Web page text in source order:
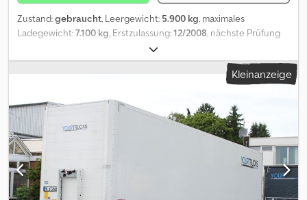
Zustand:gebraucht, Leergewicht: 5.900 kg, maximales
Ladegewicht:7.100 kg, Erstzulassung:12/2008, nächste Prüfung
9.300 mm
mm, Gesamthöhe:36.000 mm, Federung:Luft, Reifengröße:385 /
, Vorderreifengröße:385 /
Kleinanzeige